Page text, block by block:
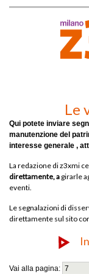
Le
Qui potete inviare
manutenzione del
interesse generale ,
La redazione di z3xmi
direttamente, a girarle
eventi.
Le segnalazioni di
direttamente sul sito
Vai alla pagina: